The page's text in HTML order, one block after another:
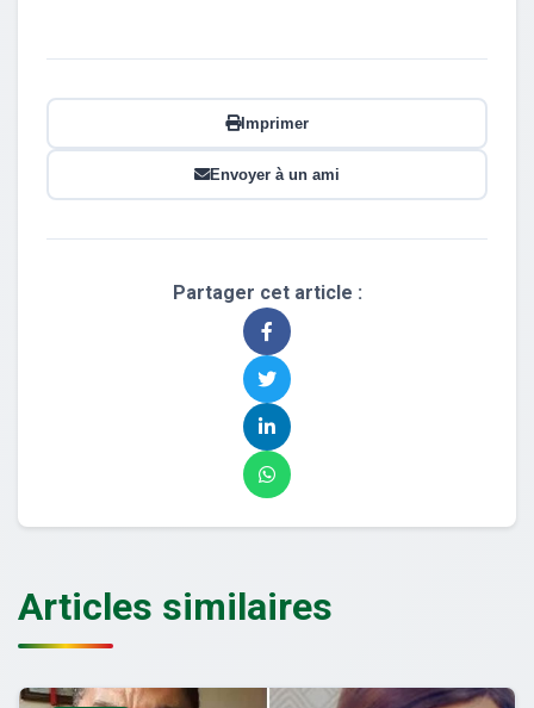
Imprimer
Envoyer à un ami
Partager cet article :
Articles similaires